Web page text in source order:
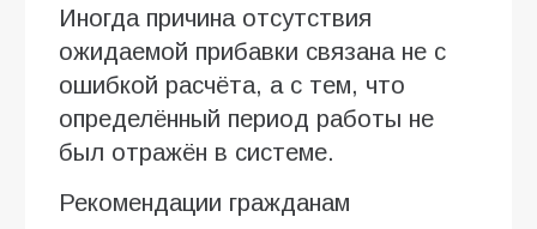
Иногда причина отсутствия
ожидаемой прибавки связана не с
ошибкой расчёта, а с тем, что
определённый период работы не
был отражён в системе.
Рекомендации гражданам